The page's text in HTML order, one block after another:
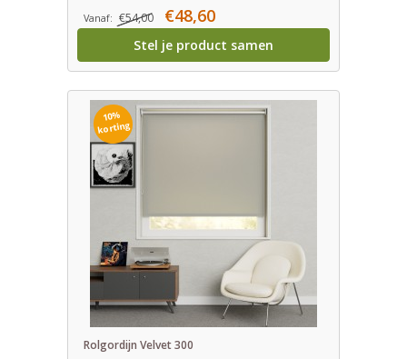
Vanaf: €54,00 €48,60
Stel je product samen
10%
korting
Rolgordijn Velvet 300